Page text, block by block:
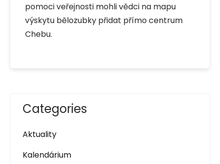
pomoci veřejnosti mohli vědci na mapu
výskytu bělozubky přidat přímo centrum
Chebu.
Categories
Aktuality
Kalendárium